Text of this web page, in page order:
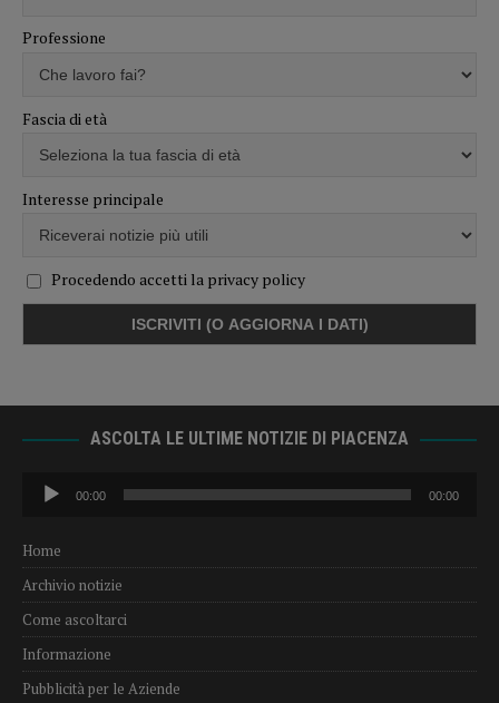
Professione
Fascia di età
Interesse principale
Procedendo accetti la privacy policy
ASCOLTA LE ULTIME NOTIZIE DI PIACENZA
Audio
Player
00:00 00:00
Home
Archivio notizie
Come ascoltarci
Informazione
Pubblicità per le Aziende